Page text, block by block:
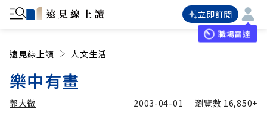
立即訂閱
職場雷達
遠見線上讀 人文生活
樂中有畫
郭大微 2003-04-01 瀏覽數 16,850+